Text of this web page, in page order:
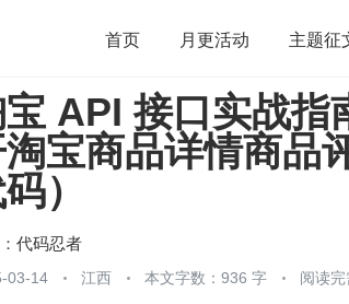
首页 月更活动 主题征
架构 OpenHarmony 算法
团队管理 程序员 运维 深
API 接口实战指
宝商品详情商品
）
代码忍者
03-14 江西 本文字数：936 字 阅读